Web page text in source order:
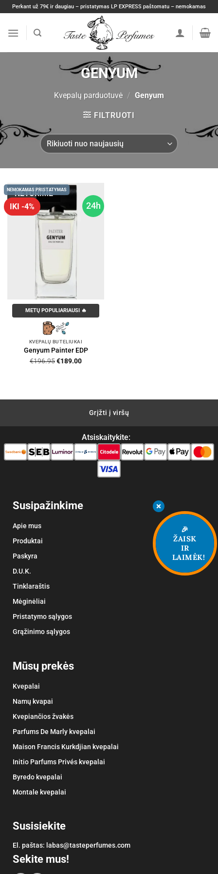
Skip
content
Perkant už 79€ ir daugiau – pristatymas LP EXPRESS paštomatu – nemokamas
GENYUM
Kvepalų parduotuvė / Genyum
FILTRUOTI
24h
IKI -4%
NEMOKAMAS PRISTATYMAS
NETURIME
METŲ POPULIARIAUSI 🔥
KVEPALŲ BUTELIUKAI
Genyum Painter EDP
€196.95Original
€189.00Current
Grįžti į viršų
Atsiskaitykite:
Susipažinkime
Apie mus
Produktai
Paskyra
D.U.K.
Tinklaraštis
Mėginėliai
Pristatymo sąlygos
Grąžinimo sąlygos
Mūsų prekės
Kvepalai
Namų kvapai
Kvepiančios žvakės
Parfums De Marly kvepalai
Maison Francis Kurkdjian kvepalai
Initio Parfums Privés kvepalai
Byredo kvepalai
Montale kvepalai
Susisiekite
El. paštas: labas@tasteperfumes.com
Sekite mus!
🎉
ŽAISK
IR
LAIMĖK!